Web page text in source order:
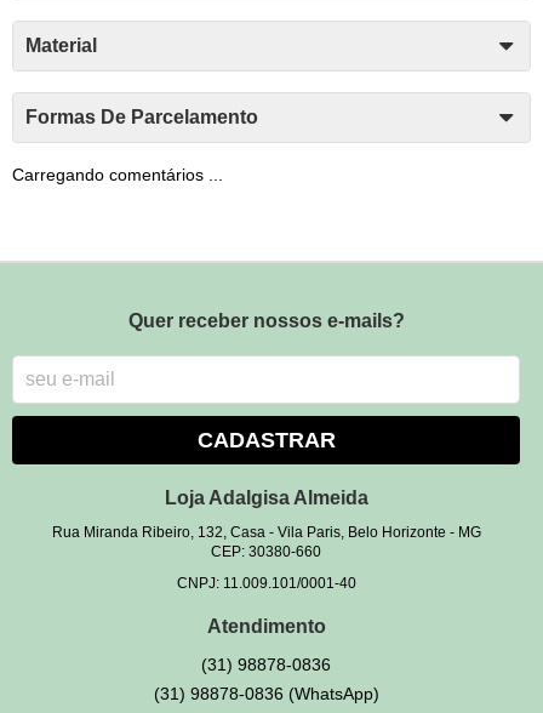
Material
Formas De Parcelamento
Carregando comentários ...
Quer receber nossos e-mails?
CADASTRAR
Loja Adalgisa Almeida
Rua Miranda Ribeiro, 132, Casa- Vila Paris, Belo Horizonte - MG
CEP: 30380-660
CNPJ: 11.009.101/0001-40
Atendimento
(31) 98878-0836
(31) 98878-0836 (WhatsApp)